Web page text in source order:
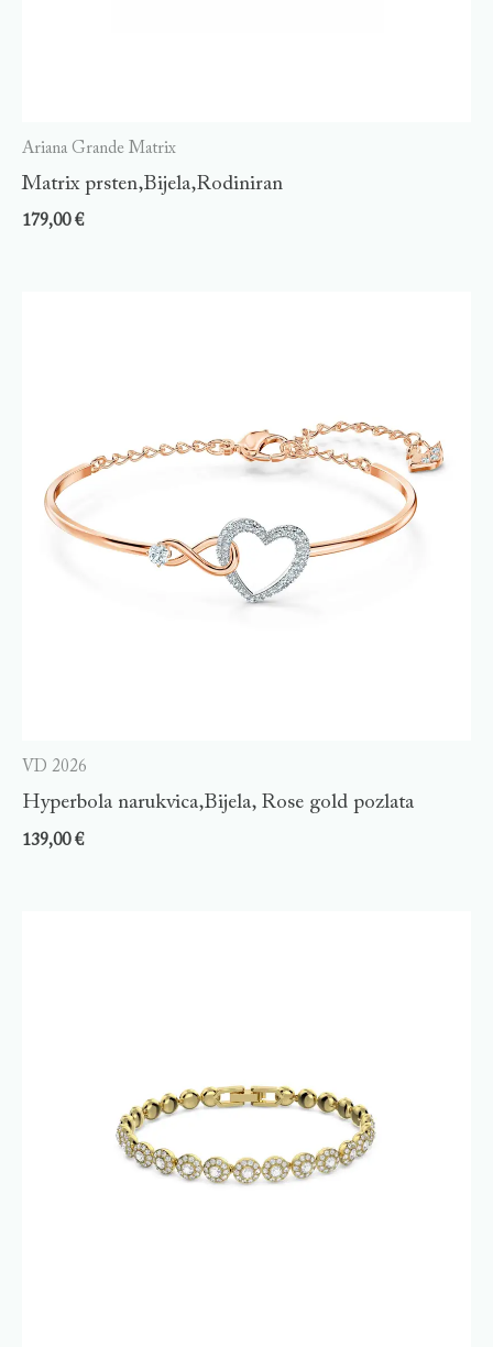
Ariana Grande Matrix
Matrix prsten,Bijela,Rodiniran
179,00€
VD 2026
Hyperbola narukvica,Bijela, Rose gold pozlata
139,00€